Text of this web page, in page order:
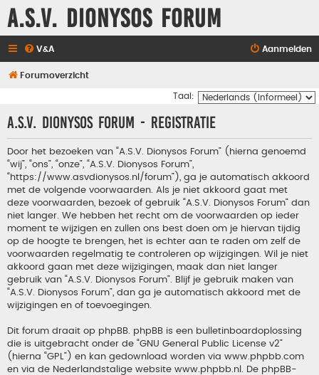
A.S.V. Dionysos Forum
V&A Aanmelden
Forumoverzicht
Taal:
A.S.V. Dionysos Forum - Registratie
Door het bezoeken van “A.S.V. Dionysos Forum” (hierna genoemd
“wij”, “ons”, “onze”, “A.S.V. Dionysos Forum”,
“https://www.asvdionysos.nl/forum”), ga je automatisch akkoord
met de volgende voorwaarden. Als je niet akkoord gaat met
deze voorwaarden, bezoek of gebruik “A.S.V. Dionysos Forum” dan
niet langer. We hebben het recht om de voorwaarden op ieder
moment te wijzigen en zullen ons best doen om je hiervan tijdig
op de hoogte te brengen, het is echter aan te raden om zelf de
voorwaarden regelmatig te controleren op wijzigingen. Wil je niet
akkoord gaan met deze wijzigingen, maak dan niet langer
gebruik van “A.S.V. Dionysos Forum”. Blijf je gebruik maken van
“A.S.V. Dionysos Forum”, dan ga je automatisch akkoord met de
wijzigingen en of toevoegingen.
Dit forum draait op phpBB. phpBB is een bulletinboardoplossing
die is uitgebracht onder de “GNU General Public License v2”
(hierna “GPL”) en kan gedownload worden via www.phpbb.com
en via de Nederlandstalige website www.phpbb.nl . De phpBB-